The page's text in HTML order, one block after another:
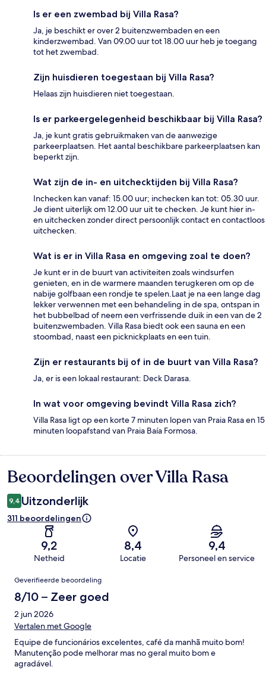
Is er een zwembad bij Villa Rasa?
Ja, je beschikt er over 2 buitenzwembaden en een
kinderzwembad. Van 09.00 uur tot 18.00 uur heb je toegang
tot het zwembad.
Zijn huisdieren toegestaan bij Villa Rasa?
Helaas zijn huisdieren niet toegestaan.
Is er parkeergelegenheid beschikbaar bij Villa Rasa?
Ja, je kunt gratis gebruikmaken van de aanwezige
parkeerplaatsen. Het aantal beschikbare parkeerplaatsen kan
beperkt zijn.
Wat zijn de in- en uitchecktijden bij Villa Rasa?
Inchecken kan vanaf: 15.00 uur; inchecken kan tot: 05.30 uur.
Je dient uiterlijk om 12.00 uur uit te checken. Je kunt hier in-
en uitchecken zonder direct persoonlijk contact en contactloos
uitchecken.
Wat is er in Villa Rasa en omgeving zoal te doen?
Je kunt er in de buurt van activiteiten zoals windsurfen
genieten, en in de warmere maanden terugkeren om op de
nabije golfbaan een rondje te spelen.Laat je na een lange dag
lekker verwennen met een behandeling in de spa, ontspan in
het bubbelbad of neem een verfrissende duik in een van de 2
buitenzwembaden. Villa Rasa biedt ook een sauna en een
stoombad, naast een picknickplaats en een tuin.
Zijn er restaurants bij of in de buurt van Villa Rasa?
Ja, er is een lokaal restaurant: Deck Darasa.
In wat voor omgeving bevindt Villa Rasa zich?
Villa Rasa ligt op een korte 7 minuten lopen van Praia Rasa en 15
minuten loopafstand van Praia Baía Formosa.
Beoordelingen
Beoordelingen over Villa Rasa
9,4 Uitzonderlijk
311 beoordelingen
9,2
Netheid
8,4
Locatie
9,4
Personeel en service
Beoordelingen
Geverifieerde beoordeling
8/10 – Zeer goed
2 jun 2026
Vertalen met Google
Equipe de funcionários excelentes, café da manhã muito bom!
Manutenção pode melhorar mas no geral muito bom e
agradável.